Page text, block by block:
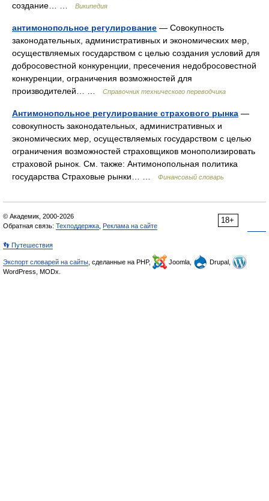
создание… …
Википедия
антимонопольное регулирование — Совокупность
законодательных, административных и экономических мер,
осуществляемых государством с целью создания условий для
добросовестной конкуренции, пресечения недобросовестной
конкуренции, ограничения возможностей для
производителей… …
Справочник технического переводчика
Антимонопольное регулирование страхового рынка —
совокупность законодательных, административных и
экономических мер, осуществляемых государством с целью
ограничения возможностей страховщиков монополизировать
страховой рынок. См. также: Антимонопольная политика
государства Страховые рынки… …
Финансовый словарь
18+
© Академик, 2000-2026
Обратная связь: Техподдержка Реклама на сайте
👣 Путешествия
Экспорт словарей на сайты , сделанные на PHP, Joomla,
Drupal,
WordPress, MODx.